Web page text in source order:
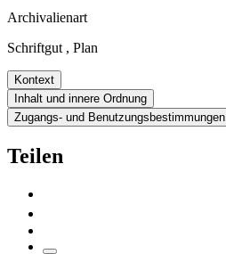
Archivalienart
Schriftgut , Plan
Kontext
Inhalt und innere Ordnung
Zugangs- und Benutzungsbestimmungen
Teilen